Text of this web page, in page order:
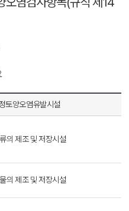
토양오염유발시설
의 제조 및 저장시설
의 제조 및 저장시설